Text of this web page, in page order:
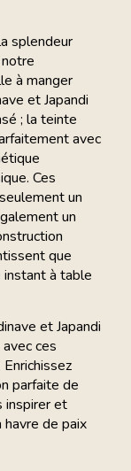
splendeur
à manger
et Japandi
; la teinte
avec
Ces
un
un
que
instant à table
et Japandi
ces
parfaite de
inspirer et
de paix